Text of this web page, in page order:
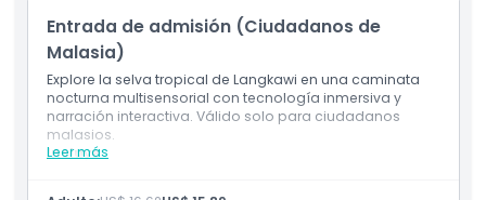
Política para Niños y Adultos
Exclusiones
No Adecuado Para
Entrada de admisión (Ciudadanos de
Malasia)
Explore la selva tropical de Langkawi en una caminata
nocturna multisensorial con tecnología inmersiva y
narración interactiva. Válido solo para ciudadanos
malasios.
Leer más
Incluye
Dream Forest Langkawi